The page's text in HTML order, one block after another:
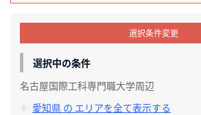
選択条件変更
選択中の条件
名古屋国際工科専門職大学周辺
愛知県 の エリアを全て表示する